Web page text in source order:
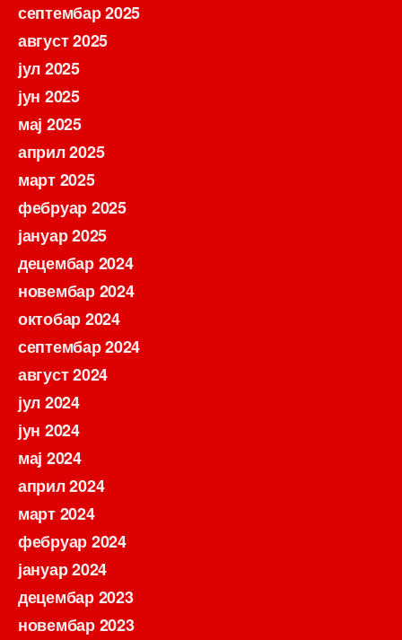
септембар 2025
август 2025
јул 2025
јун 2025
мај 2025
април 2025
март 2025
фебруар 2025
јануар 2025
децембар 2024
новембар 2024
октобар 2024
септембар 2024
август 2024
јул 2024
јун 2024
мај 2024
април 2024
март 2024
фебруар 2024
јануар 2024
децембар 2023
новембар 2023